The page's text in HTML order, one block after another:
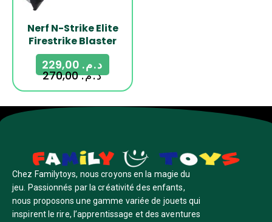
Nerf N-Strike Elite
Firestrike Blaster
د.م.270,00
د.م.
Chez Familytoys, nous croyons en la magie du
jeu. Passionnés par la créativité des enfants,
nous proposons une gamme variée de jouets qui
inspirent le rire, l’apprentissage et des aventures